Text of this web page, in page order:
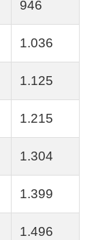
946
1.036
1.125
1.215
1.304
1.399
1.496